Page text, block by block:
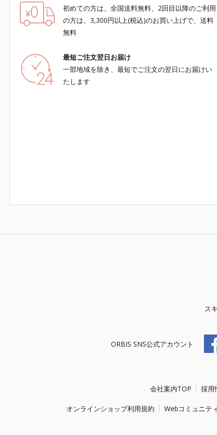
初めての方は、全国送料無料、2回目以降のご利用
の方は、3,300円以上(税込)のお買い上げで、送料
無料
最短ご注文翌日お届け
一部地域を除き、最短でご注文の翌日にお届けい
たします
ス
ORBIS SNS公式アカウント
会社案内TOP 採用
オンラインショップ利用規約 Webコミュニテ